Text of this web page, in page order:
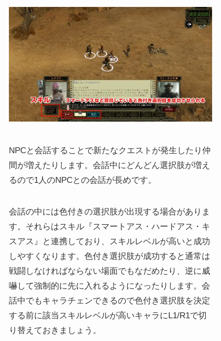
NPCと会話することで新たなクエストが発生したり仲
間が増えたりします。会話中にどんどん選択肢が増え
るので1人のNPCとの会話が長めです。
会話の中には色付きの選択肢が出現する場合がありま
す。それらはスキル『スマートアス・ハードアス・キ
スアス』と連携しており、スキルレベルが高いと成功
しやすくなります。色付き選択肢が成功すると通常は
戦闘しなければならない場面でもなだめたり、逆に威
嚇して強制的に先に入れるようになったりします。会
話中でもキャラチェンできるので色付き選択肢を決定
する前に該当スキルレベルが高いキャラにL1/R1で切
り替えておきましょう。